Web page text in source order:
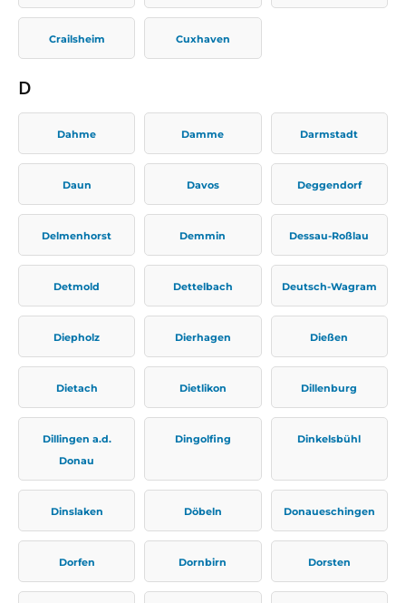
Crailsheim Cuxhaven
D
Dahme Damme Darmstadt
Daun Davos Deggendorf
Delmenhorst Demmin Dessau-Roßlau
Detmold Dettelbach Deutsch-Wagram
Diepholz Dierhagen Dießen
Dietach Dietlikon Dillenburg
Dillingen a.d.
Donau
Dingolfing Dinkelsbühl
Dinslaken Döbeln Donaueschingen
Dorfen Dornbirn Dorsten